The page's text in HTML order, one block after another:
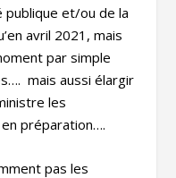
publique et/ou de la
avril 2021, mais
par simple
mais aussi élargir
les
préparation….
pas les